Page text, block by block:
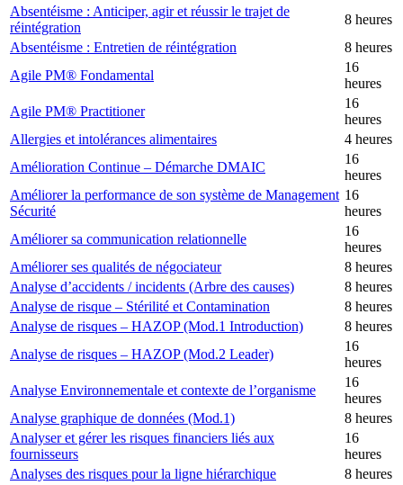
Absentéisme : Anticiper, agir et réussir le trajet de
réintégration
8 heures
Absentéisme : Entretien de réintégration
8 heures
Agile PM® Fondamental
16
heures
Agile PM® Practitioner
16
heures
Allergies et intolérances alimentaires
4 heures
Amélioration Continue – Démarche DMAIC
16
heures
Améliorer la performance de son système de Management
Sécurité
16
heures
Améliorer sa communication relationnelle
16
heures
Améliorer ses qualités de négociateur
8 heures
Analyse d’accidents / incidents (Arbre des causes)
8 heures
Analyse de risque – Stérilité et Contamination
8 heures
Analyse de risques – HAZOP (Mod.1 Introduction)
8 heures
Analyse de risques – HAZOP (Mod.2 Leader)
16
heures
Analyse Environnementale et contexte de l’organisme
16
heures
Analyse graphique de données (Mod.1)
8 heures
Analyser et gérer les risques financiers liés aux
fournisseurs
16
heures
Analyses des risques pour la ligne hiérarchique
8 heures